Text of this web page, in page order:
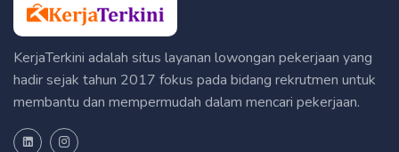
KerjaTerkini adalah situs layanan lowongan pekerjaan yang
hadir sejak tahun 2017 fokus pada bidang rekrutmen untuk
membantu dan mempermudah dalam mencari pekerjaan.